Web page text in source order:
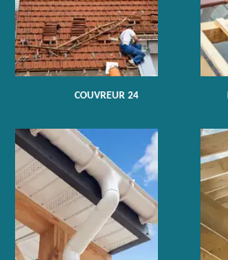
COUVREUR 24